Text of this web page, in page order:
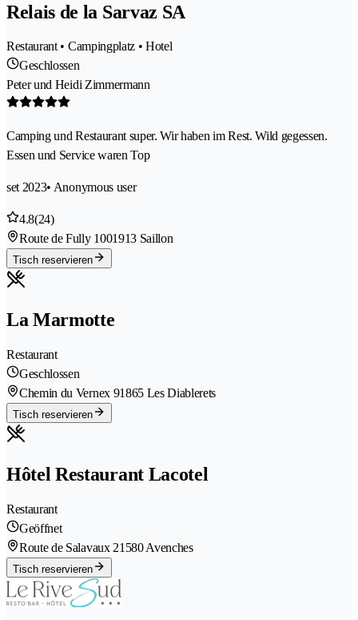
Relais de la Sarvaz SA
Restaurant • Campingplatz • Hotel
Geschlossen
Peter und Heidi Zimmermann
Camping und Restaurant super. Wir haben im Rest. Wild gegessen.
Essen und Service waren Top
set 2023• Anonymous user
4.8(24)
Route de Fully 1001913 Saillon
Tisch reservieren
La Marmotte
Restaurant
Geschlossen
Chemin du Vernex 91865 Les Diablerets
Tisch reservieren
Hôtel Restaurant Lacotel
Restaurant
Geöffnet
Route de Salavaux 21580 Avenches
Tisch reservieren